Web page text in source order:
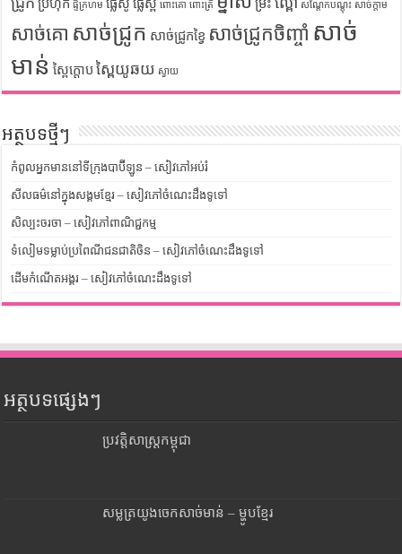
ប្រហុក ផ្ទីក្រហម ផ្លែស៊ូ ផ្លែស្ពឺ ពោះគោ ពោះត្រី ម្រះ សណ្តែកបណ្តុះ សាច់ក្តាម
សាច់គោ សាច់ជ្រូក សាច់ជ្រូកខ្វៃ សាច់ជ្រូកចិញ្ចាំ សាច់
មាន់ ស្ពៃក្តោប ស្ពៃយូឆយ ស្វាយ
អត្ថបទថ្មីៗ
កំពូលអ្នកមាននៅទីក្រុងបាប៊ីឡូន – សៀវភៅអប់រំ
សីលធម៌នៅក្នុងសង្គមខ្មែរ – សៀវភៅចំណេះដឹងទូទៅ
សិល្បះចរចា – សៀវភៅពាណិជ្ជកម្ម
ទំលៀមទម្លាប់ប្រពៃណីជនជាតិចិន – សៀវភៅចំណេះដឹងទូទៅ
ដើមកំណើតអង្គរ – សៀវភៅចំណេះដឹងទូទៅ
អត្ថបទផ្សេងៗ
ប្រវត្តិសាស្រ្តកម្ពុជា
សម្លត្រយូងចេកសាច់មាន់ – ម្ហូបខ្មែរ